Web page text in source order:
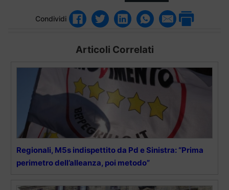
Condividi
Articoli Correlati
Regionali, M5s indispettito da Pd e Sinistra: “Prima
perimetro dell’alleanza, poi metodo”